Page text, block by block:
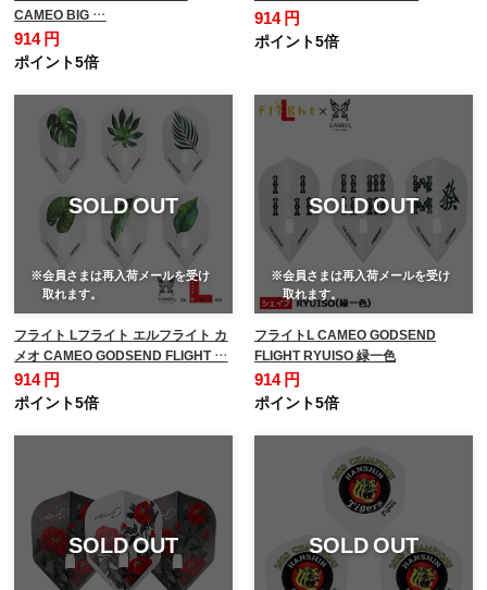
CAMEO BIG …
914 円
ポイント5倍
914 円
ポイント5倍
SOLD OUT
※会員さまは再入荷メールを受け
取れます。
フライト Lフライト エルフライト カ
メオ CAMEO GODSEND FLIGHT …
914 円
ポイント5倍
SOLD OUT
※会員さまは再入荷メールを受け
取れます。
フライトL CAMEO GODSEND
FLIGHT RYUISO 緑一色
914 円
ポイント5倍
SOLD OUT SOLD OUT